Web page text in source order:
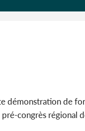
démonstration de
congrès régional